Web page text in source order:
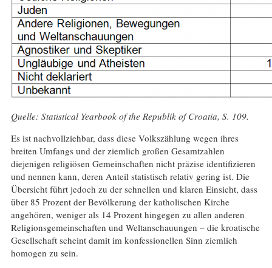
Quelle: Statistical Yearbook of the Republik of Croatia, S. 109.
Es ist nachvollziehbar, dass diese Volkszählung wegen ihres
breiten Umfangs und der ziemlich großen Gesamtzahlen
diejenigen religiösen Gemeinschaften nicht präzise identifizieren
und nennen kann, deren Anteil statistisch relativ gering ist. Die
Übersicht führt jedoch zu der schnellen und klaren Einsicht, dass
über 85 Prozent der Bevölkerung der katholischen Kirche
angehören, weniger als 14 Prozent hingegen zu allen anderen
Religionsgemeinschaften und Weltanschauungen – die kroatische
Gesellschaft scheint damit im konfessionellen Sinn ziemlich
homogen zu sein.